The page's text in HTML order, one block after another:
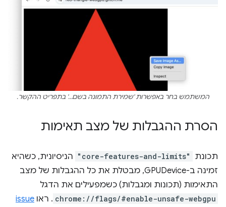
המשתמש בחר באפשרות 'שמירת התמונה בשם…' בתפריט ההקשר.
הסרת ההגבלות של מצב תאימות
תכונת "core-features-and-limits" הניסיונית, כשהיא
זמינה ב-GPUDevice, מבטלת את כל ההגבלות של מצב
התאימות (תכונות ומגבלות) כשמפעילים את הדגל
chrome://flags/#enable-unsafe-webgpu . ראו issue